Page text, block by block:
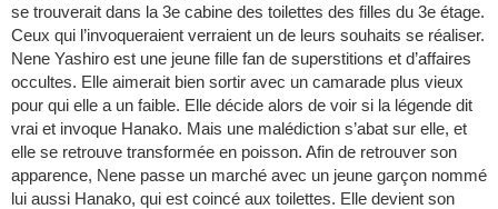
se trouverait dans la 3e cabine des toilettes des filles du 3e étage.
Ceux qui l’invoqueraient verraient un de leurs souhaits se réaliser.
Nene Yashiro est une jeune fille fan de superstitions et d’affaires
occultes. Elle aimerait bien sortir avec un camarade plus vieux
pour qui elle a un faible. Elle décide alors de voir si la légende dit
vrai et invoque Hanako. Mais une malédiction s’abat sur elle, et
elle se retrouve transformée en poisson. Afin de retrouver son
apparence, Nene passe un marché avec un jeune garçon nommé
lui aussi Hanako, qui est coincé aux toilettes. Elle devient son